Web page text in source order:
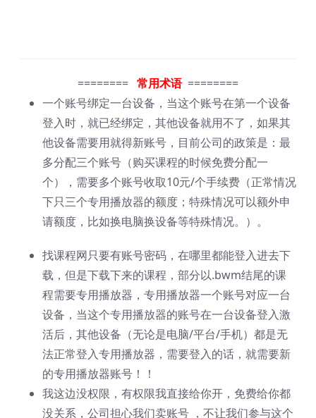
======== 常用术语 ========
一个账号绑定一台设备，当这个账号在第一个设备
登入时，就已经绑定，其他设备就用不了，如果其
他设备需要用就得新账号，目前公司的政策是：最
多分配三个账号（购买课程的时候免费分配一
个），需要多个账号收取10元/个手续费（正常情况
下只三个专用播放器的额度；特殊情况可以额外申
请额度，比如换电脑换设备等特殊情况。）。
找课程网只要有账号密码，在哪里都能登入进去下
载，但是下载下来的课程，部分以.bwm结尾的课
程需要专用播放器，专用播放器一个账号对应一台
设备，当这个专用播放器的账号在一台设备登入激
活后，其他设备（无论是电脑/平台/手机）都是无
法正常登入专用播放器，需要登入的话，就需要新
的专用播放器账号！！
我这边没权限，有权限我直接给你开，免费给你都
没关系，公司担心我们卖账号 ，不让我们参与这个